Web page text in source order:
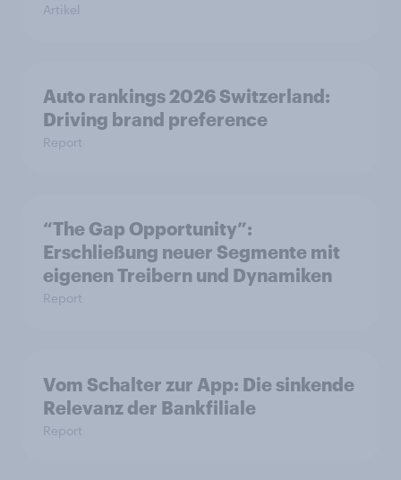
Artikel
Auto rankings 2026 Switzerland:
Driving brand preference
Report
“The Gap Opportunity”:
Erschließung neuer Segmente mit
eigenen Treibern und Dynamiken
Report
Vom Schalter zur App: Die sinkende
Relevanz der Bankfiliale
Report